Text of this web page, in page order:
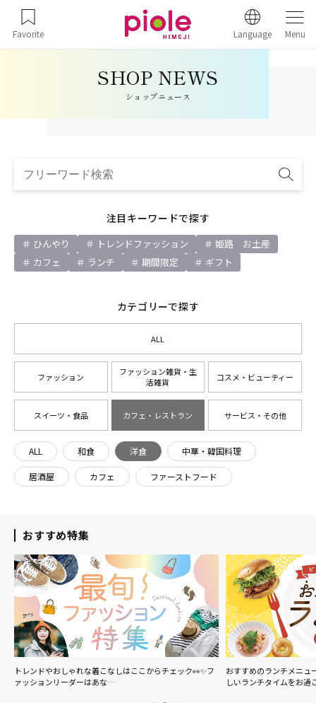
Favorite Language Menu
ショップニュース
注目キーワードで探す
ひんやり トレンドファッション
姫路 お土産
カフェ
ランチ 期間限定 ギフト
カテゴリーで探す
ALL
ファッション
ファッション雑貨・生
活雑貨
コスメ・ビューティー
スイーツ・食品 カフェ・レストラン サービス・その他
ALL 和食 洋食 中華・韓国料理
居酒屋 カフェ ファーストフード
おすすめ特集
トレンドやおしゃれな着こなしはここからチェック👀✨フ
ァッションリーダーはあな…
おすすめのランチメニュ
しいランチタイムをお